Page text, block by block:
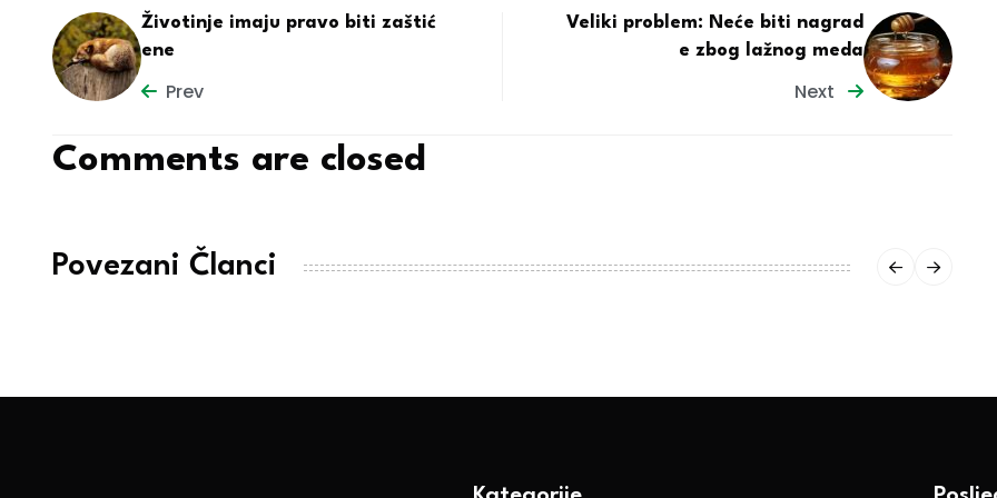
Životinje imaju pravo biti zaštić
ene
Prev
Veliki problem: Neće biti nagrad
e zbog lažnog meda
Next
Comments are closed
Povezani Članci